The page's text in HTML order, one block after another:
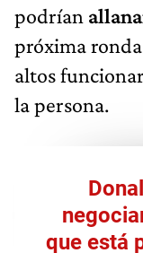
podrían
próxima
altos
la persona.
que está